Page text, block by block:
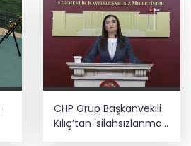
CHP Grup Başkanvekili
Kılıç’tan 'silahsızlanma'